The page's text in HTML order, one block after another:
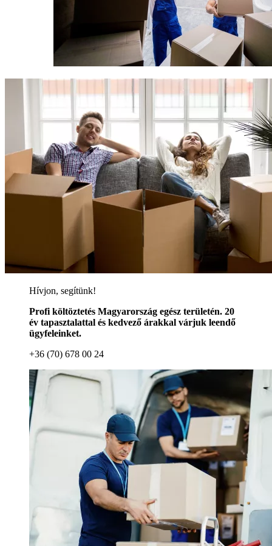
Hívjon, segítünk!
Profi költöztetés Magyarország egész területén. 20
év tapasztalattal és kedvező árakkal várjuk leendő
ügyfeleinket.
+36 (70) 678 00 24